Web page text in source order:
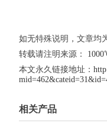
如无特殊说明，文章均
转载请注明来源：
本文永久链接地址：
相关产品